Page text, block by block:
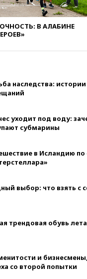
В АЛАБИНЕ
наследства:
уходит под воду:
субмарины
в Исландию по
выбор: что взять с
трендовая обувь лета
и
со второй попытки